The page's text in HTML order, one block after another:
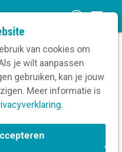
van cookies om
je wilt aanpassen
gebruiken, kan je jouw
Meer informatie is
.
n
m